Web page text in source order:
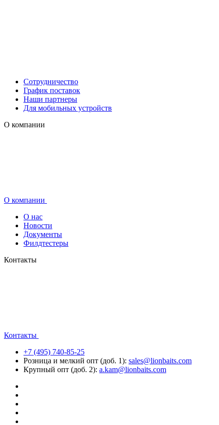
Сотрудничество
График поставок
Наши партнеры
Для мобильных устройств
О компании
О компании
О нас
Новости
Документы
Филдтестеры
Контакты
Контакты
+7 (495) 740-85-25
Розница и мелкий опт (доб. 1): sales@lionbaits.com
Крупный опт (доб. 2): a.kam@lionbaits.com